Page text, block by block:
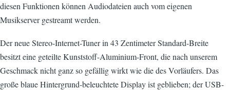
diesen Funktionen können Audiodateien auch vom eigenen
Musikserver gestreamt werden.
Der neue Stereo-Internet-Tuner in 43 Zentimeter Standard-Breite
besitzt eine geteilte Kunststoff-Aluminium-Front, die nach unserem
Geschmack nicht ganz so gefällig wirkt wie die des Vorläufers. Das
große blaue Hintergrund-beleuchtete Display ist geblieben; der USB-